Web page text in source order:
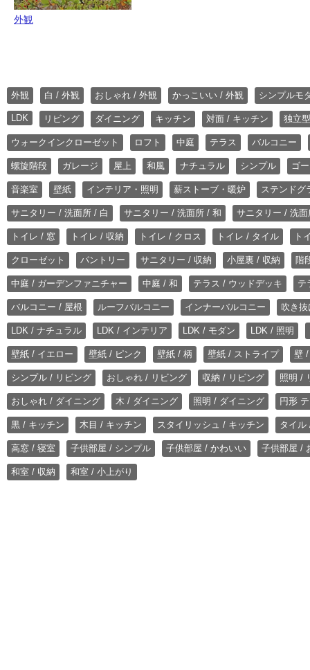
外観
外観 白 / 外観 おしゃれ / 外観 かっこいい / 外観 シンプルモ
LDK リビング ダイニング キッチン 対面 / キッチン 独立
ウォークインクローゼット ロフト 中庭 テラス バルコニー
螺旋階段 ガレージ 屋上 和風 ナチュラル シンプル ゴ
音楽室 壁紙 インテリア・照明 薪ストーブ・暖炉 ステンドグ
サニタリー / 洗面所 / 白 サニタリー / 洗面所 / 和 サニタリー / 洗
トイレ / 窓 トイレ / 収納 トイレ / クロス トイレ / タイル ト
クローゼット パントリー サニタリー / 収納 小屋裏 / 収納 階
中庭 / ガーデンファニチャー 中庭 / 和 テラス / ウッドデッキ テ
バルコニー / 屋根 ルーフバルコニー インナーバルコニー 吹き
LDK / ナチュラル LDK / インテリア LDK / モダン LDK / 照明
壁紙 / イエロー 壁紙 / ピンク 壁紙 / 柄 壁紙 / ストライプ 壁
シンプル / リビング おしゃれ / リビング 収納 / リビング 照明 /
おしゃれ / ダイニング 木 / ダイニング 照明 / ダイニング 円形
黒 / キッチン 木目 / キッチン スタイリッシュ / キッチン タイル
高窓 / 寝室 子供部屋 / シンプル 子供部屋 / かわいい 子供部屋 /
和室 / 収納 和室 / 小上がり